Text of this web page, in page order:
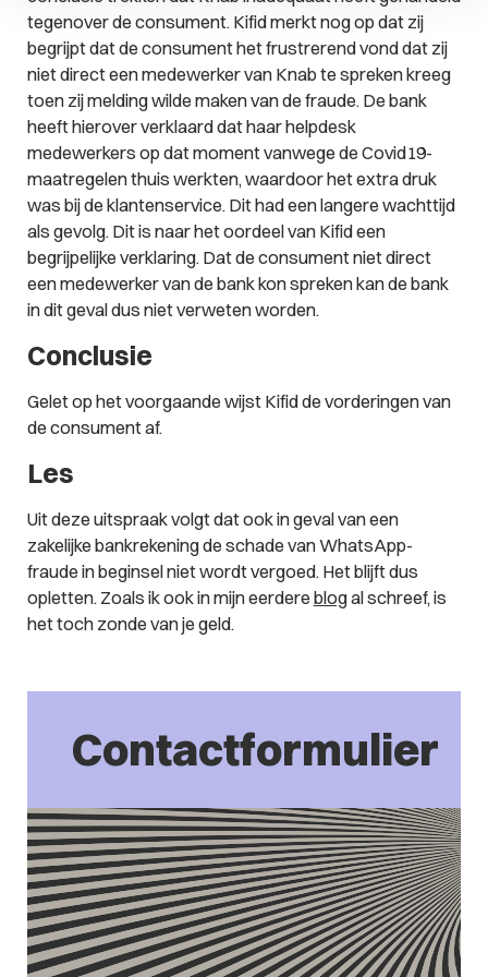
tegenover de consument. Kifid merkt nog op dat zij
begrijpt dat de consument het frustrerend vond dat zij
niet direct een medewerker van Knab te spreken kreeg
toen zij melding wilde maken van de fraude. De bank
heeft hierover verklaard dat haar helpdesk
medewerkers op dat moment vanwege de Covid19-
maatregelen thuis werkten, waardoor het extra druk
was bij de klantenservice. Dit had een langere wachttijd
als gevolg. Dit is naar het oordeel van Kifid een
begrijpelijke verklaring. Dat de consument niet direct
een medewerker van de bank kon spreken kan de bank
in dit geval dus niet verweten worden.
Conclusie
Gelet op het voorgaande wijst Kifid de vorderingen van
de consument af.
Les
Uit deze uitspraak volgt dat ook in geval van een
zakelijke bankrekening de schade van WhatsApp-
fraude in beginsel niet wordt vergoed. Het blijft dus
opletten. Zoals ik ook in mijn eerdere blogal schreef, is
het toch zonde van je geld.
Contactformulier